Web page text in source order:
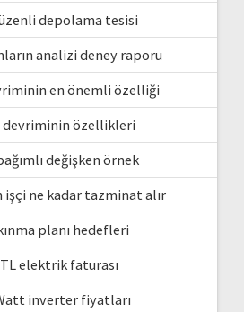
depolama tesisi
analizi deney raporu
en önemli özelliği
devriminin özellikleri
değişken örnek
işçi ne kadar tazminat alır
planı hedefleri
elektrik faturası
inverter fiyatları